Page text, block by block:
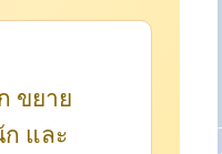
ขยาย
และ